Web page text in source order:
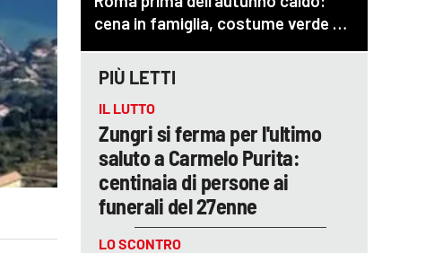
PIÙ LETTI
IL LUTTO
Zungri si ferma per l'ultimo
saluto a Carmelo Purita:
centinaia di persone ai
funerali del 27enne
LO SCONTRO